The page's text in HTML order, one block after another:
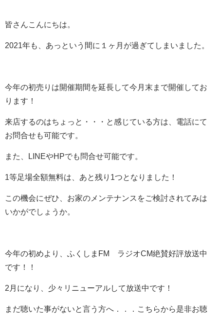
皆さんこんにちは。
2021年も、あっという間に１ヶ月が過ぎてしまいました。
今年の初売りは開催期間を延長して今月末まで開催してお
ります！
来店するのはちょっと・・・と感じている方は、電話にて
お問合せも可能です。
また、LINEやHPでも問合せ可能です。
1等足場全額無料は、あと残り1つとなりました！
この機会にぜひ、お家のメンテナンスをご検討されてみは
いかがでしょうか。
今年の初めより、ふくしまFM ラジオCM絶賛好評放送中
です！！
2月になり、少々リニューアルして放送中です！
まだ聴いた事がないと言う方へ．．．こちらから是非お聴